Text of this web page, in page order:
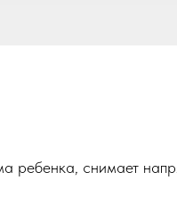
ребенка, снимает